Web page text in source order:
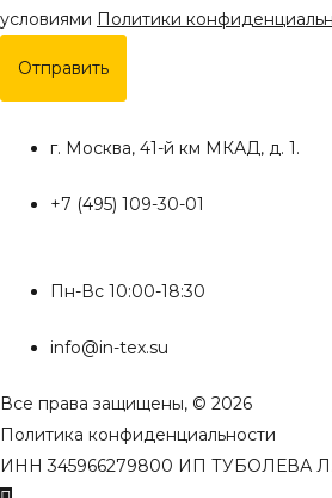
условиями Политики
Отправить
г. Москва, 41-й км МКАД, д. 1.
+7 (495) 109-30-01
Пн-Вс 10:00-18:30
info@in-tex.su
Все права защищены, © 2026
Политика конфиденциальности
ИНН 345966279800 ИП ТУБОЛЕВА